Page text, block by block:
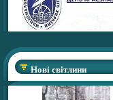
Нові світлини